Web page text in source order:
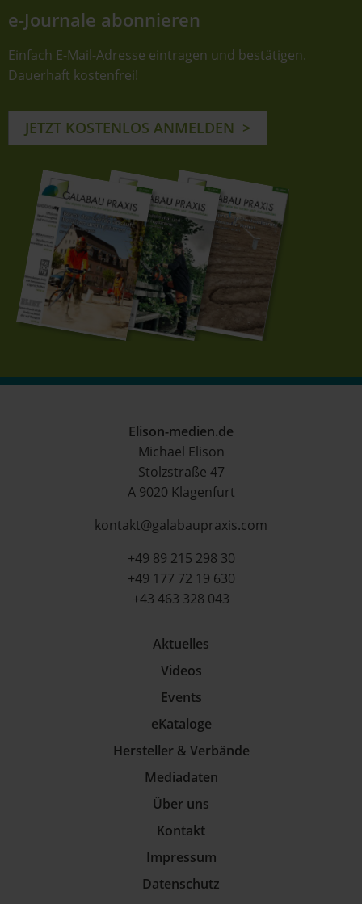
e-Journale abonnieren
Einfach E-Mail-Adresse eintragen und bestätigen.
Dauerhaft kostenfrei!
JETZT KOSTENLOS ANMELDEN
Elison-medien.de
Michael Elison
Stolzstraße 47
A 9020 Klagenfurt
kontakt@galabaupraxis.com
+49 89 215 298 30
+49 177 72 19 630
+43 463 328 043
Aktuelles
Videos
Events
eKataloge
Hersteller & Verbände
Mediadaten
Über uns
Kontakt
Impressum
Datenschutz